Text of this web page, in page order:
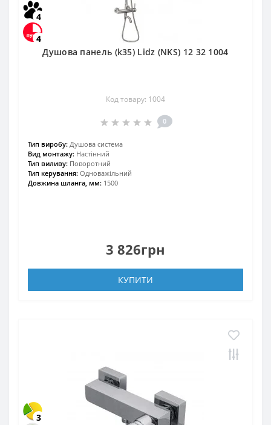
4
4
Душова панель (k35) Lidz (NKS) 12 32 1004
Код товару: 1004
0
Тип виробу: Душова система
Вид монтажу: Настінний
Тип виливу: Поворотний
Тип керування: Одноважільний
Довжина шланга, мм: 1500
3 826грн
КУПИТИ
3